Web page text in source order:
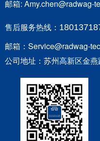
邮箱: Amy.chen@radwag-
售后服务热线：
邮箱：Service@radwag-
公司地址：苏州高新区金